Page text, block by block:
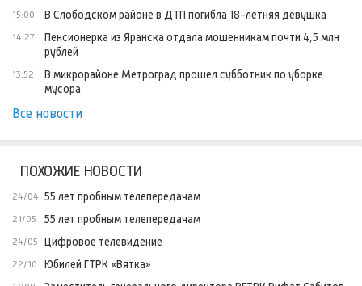
15:00 В Слободском районе в ДТП погибла 18-летняя девушка
14:27
Пенсионерка из Яранска отдала мошенникам почти 4,5 млн
рублей
13:52
В микрорайоне Метроград прошел субботник по уборке
мусора
Все новости
ПОХОЖИЕ НОВОСТИ
24/04 55 лет пробным телепередачам
21/05 55 лет пробным телепередачам
24/05 Цифровое телевидение
22/10 Юбилей ГТРК «Вятка»